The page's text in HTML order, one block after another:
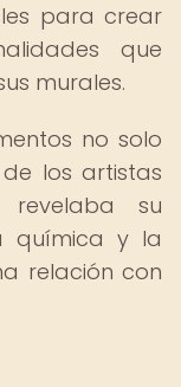
para crear
que
murales.
no solo
los artistas
su
química y la
relación con